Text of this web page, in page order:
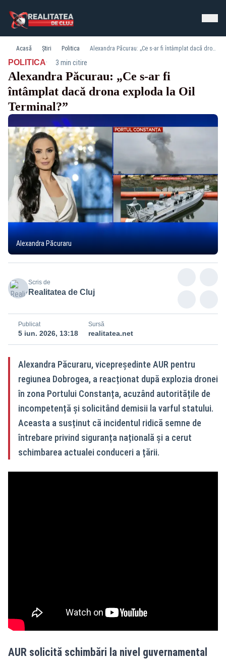
Acasă Știri Politica Alexandra Păcurau: „Ce s-ar fi întâmplat dacă drona exploda la Oil Terminal?”
POLITICA· 3 min citire
Alexandra Păcurau: „Ce s-ar fi
întâmplat dacă drona exploda la Oil
Terminal?”
Alexandra Păcuraru
Scris de
Realitatea de Cluj
Publicat
5 iun. 2026, 13:18
Sursă
realitatea.net
Alexandra Păcuraru, vicepreședinte AUR pentru
regiunea Dobrogea, a reacționat după explozia dronei
în zona Portului Constanța, acuzând autoritățile de
incompetență și solicitând demisii la varful statului.
Aceasta a susținut că incidentul ridică semne de
întrebare privind siguranța națională și a cerut
schimbarea actualei conduceri a țării.
AUR solicită schimbări la nivel guvernamental